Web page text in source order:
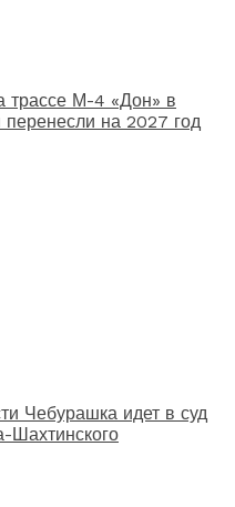
трассе М-4 «Дон» в
перенесли на 2027 год
Чебурашка идет в суд
Шахтинского